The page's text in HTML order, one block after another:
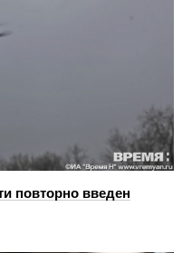
повторно введен